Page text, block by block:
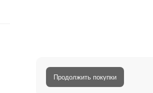
Продолжить покупки